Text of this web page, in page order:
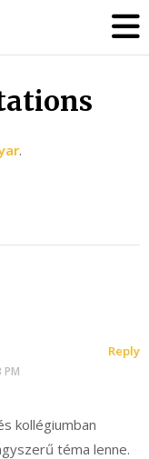
.
kollégiumban
téma lenne.
Reply